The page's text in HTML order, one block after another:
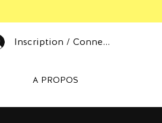
Inscription / Connexion
A PROPOS